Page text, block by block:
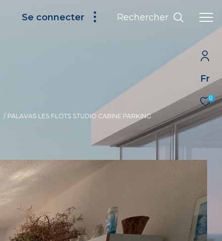
Fr
0
Se connecter Rechercher
PALAVAS LES FLOTS STUDIO CABINE PARKING